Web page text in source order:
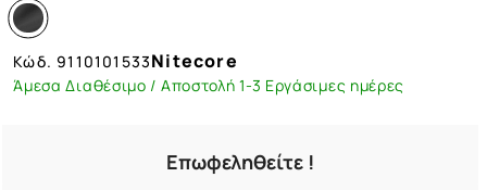
Κώδ.9110101533Nitecore
Άμεσα Διαθέσιμο / Αποστολή 1-3 Εργάσιμες ημέρες
Επωφεληθείτε !